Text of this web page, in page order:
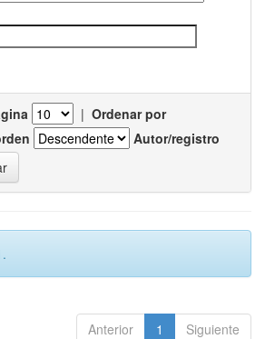
| Ordenar por
Autor/registro
Anterior 1 Siguiente